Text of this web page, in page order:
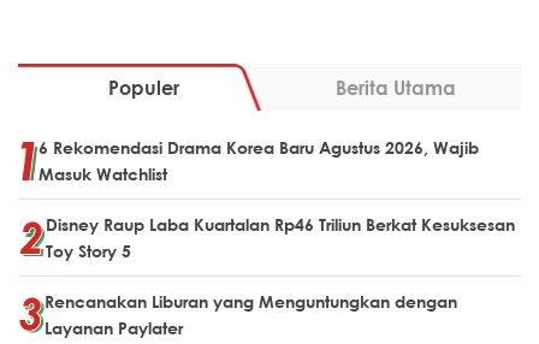
Populer Berita Utama
6 Rekomendasi Drama Korea Baru Agustus 2026, Wajib
Masuk Watchlist
Disney Raup Laba Kuartalan Rp46 Triliun Berkat Kesuksesan
Toy Story 5
Rencanakan Liburan yang Menguntungkan dengan
Layanan Paylater